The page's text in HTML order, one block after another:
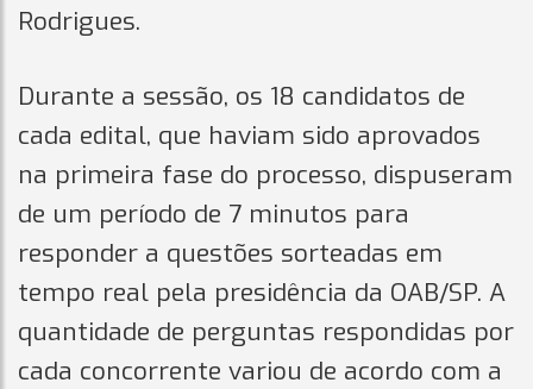
Rodrigues.
Durante a sessão, os 18 candidatos de
cada edital, que haviam sido aprovados
na primeira fase do processo, dispuseram
de um período de 7 minutos para
responder a questões sorteadas em
tempo real pela presidência da OAB/SP. A
quantidade de perguntas respondidas por
cada concorrente variou de acordo com a